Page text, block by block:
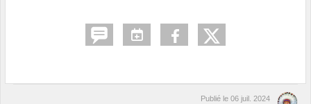
Publié le 06 juil. 2024